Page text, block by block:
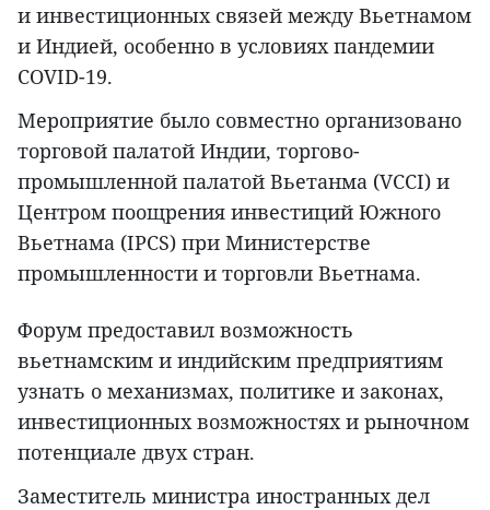
и инвестиционных связей между Вьетнамом
и Индией, особенно в условиях пандемии
COVID-19.
Мероприятие было совместно организовано
торговой палатой Индии, торгово-
промышленной палатой Вьетанма (VCCI) и
Центром поощрения инвестиций Южного
Вьетнама (IPCS) при Министерстве
промышленности и торговли Вьетнама.
Форум предоставил возможность
вьетнамским и индийским предприятиям
узнать о механизмах, политике и законах,
инвестиционных возможностях и рыночном
потенциале двух стран.
Заместитель министра иностранных дел